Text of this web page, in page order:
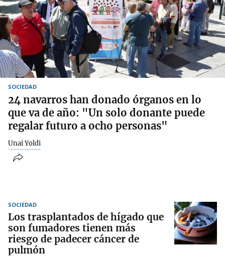
SOCIEDAD
24 navarros han donado órganos en lo
que va de año: "Un solo donante puede
regalar futuro a ocho personas"
Unai Yoldi
SOCIEDAD
Los trasplantados de hígado que
son fumadores tienen más
riesgo de padecer cáncer de
pulmón